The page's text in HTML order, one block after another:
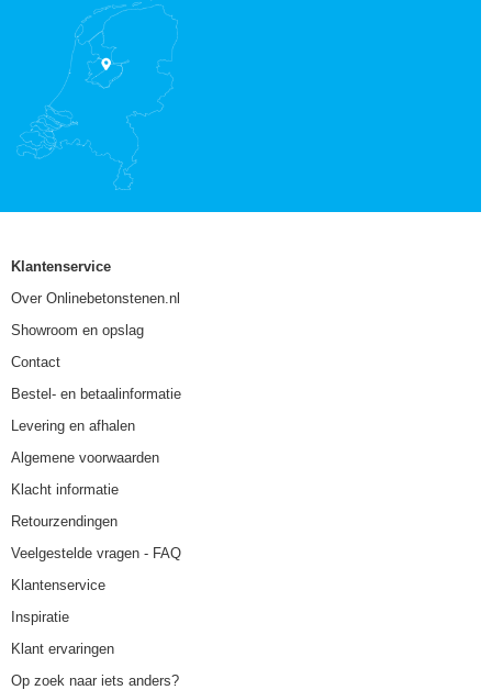
Klantenservice
Over Onlinebetonstenen.nl
Showroom en opslag
Contact
Bestel- en betaalinformatie
Levering en afhalen
Algemene voorwaarden
Klacht informatie
Retourzendingen
Veelgestelde vragen - FAQ
Klantenservice
Inspiratie
Klant ervaringen
Op zoek naar iets anders?